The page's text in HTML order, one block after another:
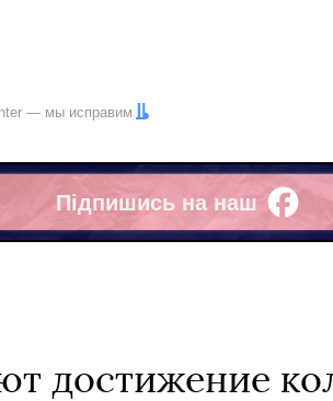
— мы исправим
Підпишись на наш
Facebook
достижение